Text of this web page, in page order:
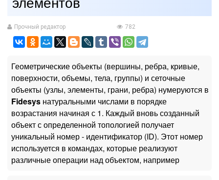
элементов
Прочный редактор 782
Геометрические объекты (вершины, ребра, кривые,
поверхности, объемы, тела, группы) и сеточные
объекты (узлы, элементы, грани, ребра) нумеруются в
Fidesys натуральными числами в порядке
возрастания начиная с 1. Каждый вновь созданный
объект с определенной топологией получает
уникальный номер - идентификатор (ID). Этот номер
используется в командах, которые реализуют
различные операции над объектом, например